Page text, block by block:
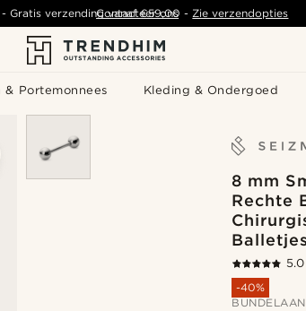
& Portemonnees Kleding & Ondergoed
Gratis verzending vanaf€59,00 -Zie verzendopties
Contacteer ons
8 mm
Rechte
Balletjes
5.0
-40%